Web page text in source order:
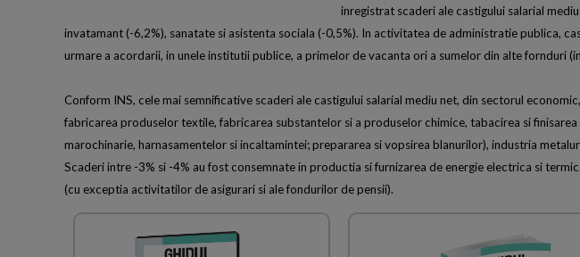
inregistrat scaderi ale castigului salarial
invatamant (-6,2%), sanatate si asistenta sociala (-0,5%). In activitatea de administratie publica,
urmare a acordarii, in unele institutii publice, a primelor de vacanta ori a sumelor din alte fornduri
Conform INS, cele mai semnificative scaderi ale castigului salarial mediu net, din sectorul
fabricarea produselor textile, fabricarea substantelor si a produselor chimice, tabacirea si
marochinarie, harnasamentelor si incaltamintei; prepararea si vopsirea blanurilor), industria
Scaderi intre -3% si -4% au fost consemnate in productia si furnizarea de energie electrica si
(cu exceptia activitatilor de asigurari si ale fondurilor de pensii).